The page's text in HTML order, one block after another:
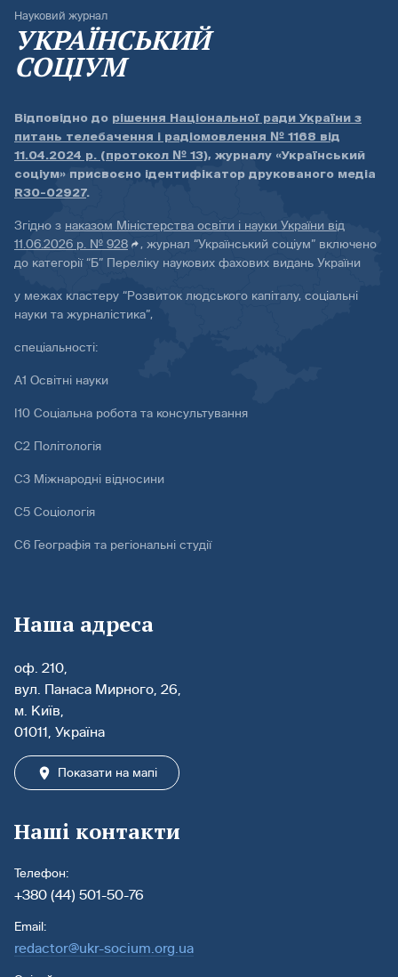
Науковий журнал
УКРАЇНСЬКИЙ
СОЦІУМ
Відповідно до рішення Національної ради України з
питань телебачення і радіомовлення № 1168 від
11.04.2024 р. (протокол № 13), журналу «Український
соціум» присвоєно ідентифікатор друкованого медіа
R30-02927.
Згідно з наказом Міністерства освіти і науки України від
11.06.2026 р. № 928
, журнал “Український соціум” включено
до категорії “Б” Переліку наукових фахових видань України
у межах кластеру “Розвиток людського капіталу, соціальні
науки та журналістика”,
спеціальності:
А1 Освітні науки
І10 Соціальна робота та консультування
С2 Політологія
С3 Міжнародні відносини
С5 Соціологія
С6 Географія та регіональні студії
Наша адреса
оф. 210,
вул. Панаса Мирного, 26,
м. Київ,
01011, Україна
Показати на мапі
Наші контакти
Телефон:
+380 (44) 501-50-76
Email:
redactor@ukr-socium.org.ua